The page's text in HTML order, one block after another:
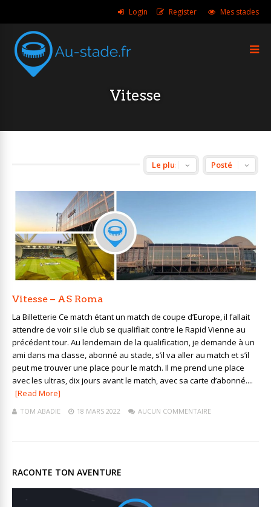
Login Register Mes stades
Vitesse
Vitesse – AS Roma
La Billetterie Ce match étant un match de coupe d’Europe, il fallait
attendre de voir si le club se qualifiait contre le Rapid Vienne au
précédent tour. Au lendemain de la qualification, je demande à un
ami dans ma classe, abonné au stade, s’il va aller au match et s’il
peut me trouver une place pour le match. Il me prend une place
avec les ultras, dix jours avant le match, avec sa carte d’abonné....
[Read More]
TOM ABADIE 18 MARS 2022 AUCUN COMMENTAIRE
RACONTE TON AVENTURE